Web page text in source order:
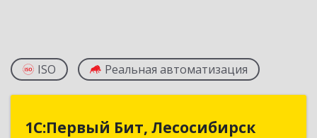
ISO Реальная автоматизация
1С:Первый Бит, Лесосибирск
1С:Первый Бит, Лесосибирск